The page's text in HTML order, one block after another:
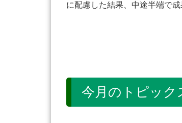
に配慮した結果、中途半端で
今月のトピック